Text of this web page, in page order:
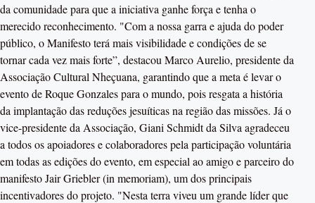
da comunidade para que a iniciativa ganhe força e tenha o
merecido reconhecimento. "Com a nossa garra e ajuda do poder
público, o Manifesto terá mais visibilidade e condições de se
tornar cada vez mais forte”, destacou Marco Aurelio, presidente da
Associação Cultural Nheçuana, garantindo que a meta é levar o
evento de Roque Gonzales para o mundo, pois resgata a história
da implantação das reduções jesuíticas na região das missões. Já o
vice-presidente da Associação, Giani Schmidt da Silva agradeceu
a todos os apoiadores e colaboradores pela participação voluntária
em todas as edições do evento, em especial ao amigo e parceiro do
manifesto Jair Griebler (in memoriam), um dos principais
incentivadores do projeto. "Nesta terra viveu um grande líder que